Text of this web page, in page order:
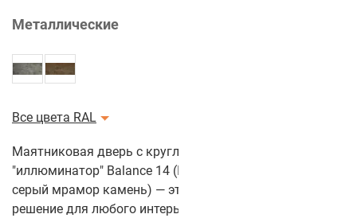
Металлические
Все цвета RAL
Маятниковая дверь с круглым стеклом
"иллюминатор" Balance 14 (Цвет полотна: Светло-
серый мрамор камень) — это современное и стильное
решение для любого интерьера. Покрытие из CPL-